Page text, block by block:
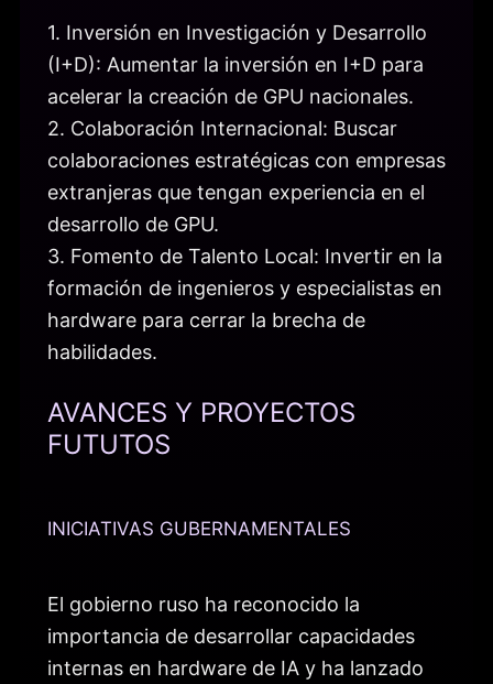
1. Inversión en Investigación y Desarrollo
(I+D): Aumentar la inversión en I+D para
acelerar la creación de GPU nacionales.
2. Colaboración Internacional: Buscar
colaboraciones estratégicas con empresas
extranjeras que tengan experiencia en el
desarrollo de GPU.
3. Fomento de Talento Local: Invertir en la
formación de ingenieros y especialistas en
hardware para cerrar la brecha de
habilidades.
AVANCES Y PROYECTOS
FUTUTOS
INICIATIVAS GUBERNAMENTALES
El gobierno ruso ha reconocido la
importancia de desarrollar capacidades
internas en hardware de IA y ha lanzado